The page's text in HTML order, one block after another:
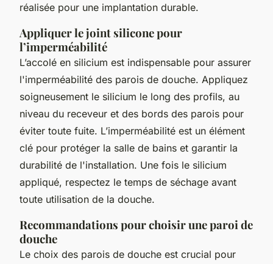
réalisée pour une implantation durable.
Appliquer le joint silicone pour
l’imperméabilité
L’accolé en silicium est indispensable pour assurer
l'imperméabilité des parois de douche. Appliquez
soigneusement le silicium le long des profils, au
niveau du receveur et des bords des parois pour
éviter toute fuite. L’imperméabilité est un élément
clé pour protéger la salle de bains et garantir la
durabilité de l'installation. Une fois le silicium
appliqué, respectez le temps de séchage avant
toute utilisation de la douche.
Recommandations pour choisir une paroi de
douche
Le choix des parois de douche est crucial pour